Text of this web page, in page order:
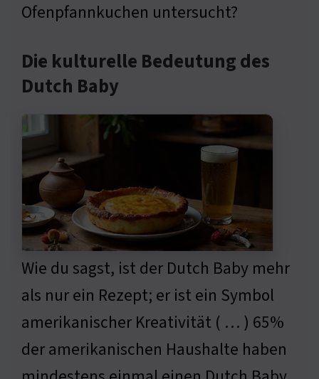
Ofenpfannkuchen untersucht?
Die kulturelle Bedeutung des
Dutch Baby
Wie du sagst, ist der Dutch Baby mehr
als nur ein Rezept; er ist ein Symbol
amerikanischer Kreativität ( … ) 65%
der amerikanischen Haushalte haben